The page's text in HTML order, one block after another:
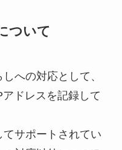
ついて
への対応として、
ドレスを記録して
サポートされてい